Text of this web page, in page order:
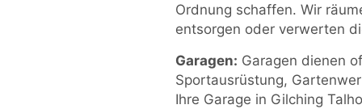
Ordnung schaffen. Wir
entsorgen oder verwerten
Garagen: Garagen dienen
Sportausrüstung,
Ihre Garage in Gilching